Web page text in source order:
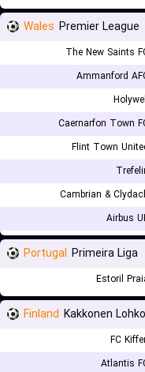
Wales Premier League
The New Saints
Ammanford
Caernarfon Town
Flint Town
Cambrian &
Airbus
Portugal Primeira Liga
Estoril
Finland Kakkonen
FC
Atlantis